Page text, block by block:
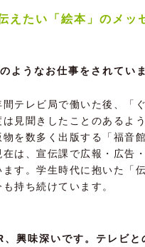
えたい「絵本」のメッ
ようなお仕事をされてい
間テレビ局で働いた後、「
見聞きしたことのあるよ
物を数多く出版する「福音
は、宣伝課で広報・広告
す。学生時代に抱いた「
持ち続けています。
、興味深いです。テレビと